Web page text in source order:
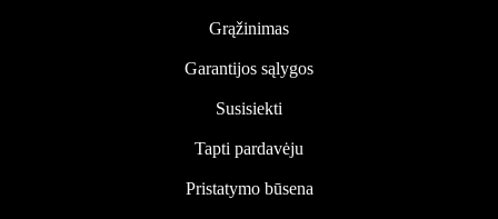
Grąžinimas
Garantijos sąlygos
Susisiekti
Tapti pardavėju
Pristatymo būsena